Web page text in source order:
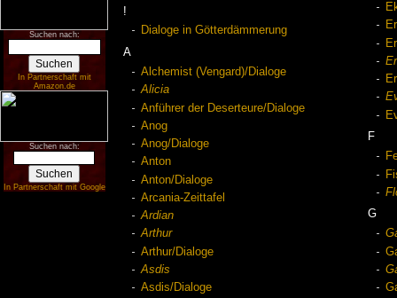
Suchen nach:
In Partnerschaft mit
Amazon.de
Suchen nach:
In Partnerschaft mit Google
!
Dialoge in Götterdämmerung
A
Alchemist (Vengard)/Dialoge
Alicia
Anführer der Deserteure/Dialoge
Anog
Anog/Dialoge
Anton
Anton/Dialoge
Arcania-Zeittafel
Ardian
Arthur
Arthur/Dialoge
Asdis
Asdis/Dialoge
F
G